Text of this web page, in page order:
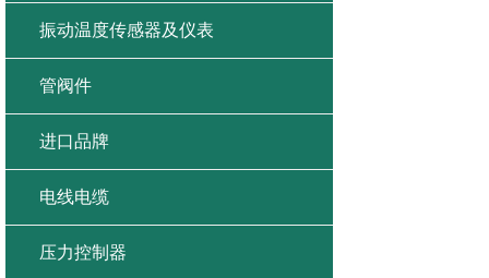
振动温度传感器及仪表
管阀件
进口品牌
电线电缆
压力控制器